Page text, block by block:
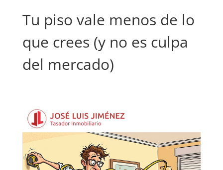
Tu piso vale menos de lo
que crees (y no es culpa
del mercado)